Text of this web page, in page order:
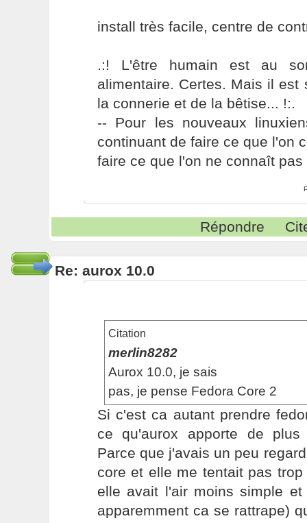
install très facile, centre de
.:! L'être humain est au
alimentaire. Certes. Mais il est
la connerie et de la bêtise... !:.
-- Pour les nouveaux
continuant de faire ce que l'on
faire ce que l'on ne connaît pas
Répondre
Re: aurox 10.0
Citation
merlin8282
Aurox 10.0, je sais
pas, je pense Fedora Core 2
Si c'est ca autant prendre
ce qu'aurox apporte de
Parce que j'avais un peu
core et elle me tentait pas
elle avait l'air moins simple
apparemment ca se rattrape)